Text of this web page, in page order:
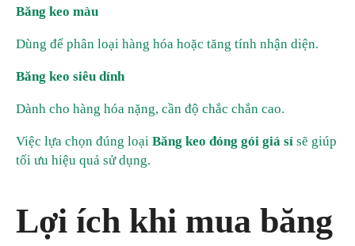
Băng keo màu
Dùng để phân loại hàng hóa hoặc tăng tính nhận diện.
Băng keo siêu dính
Dành cho hàng hóa nặng, cần độ chắc chắn cao.
Việc lựa chọn đúng loại Băng keo đóng gói giá sỉ sẽ giúp
tối ưu hiệu quả sử dụng.
Lợi ích khi mua băng